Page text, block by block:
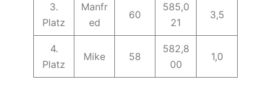
3.
Platz
Manfr
ed
60
585,0
21
3,5
4.
Platz
Mike 58
582,8
00
1,0